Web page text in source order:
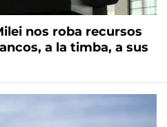
nos roba recursos
a la timba, a sus